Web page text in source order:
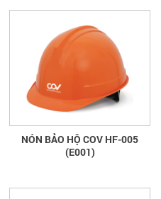
NÓN BẢO HỘ COV HF-005
(E001)